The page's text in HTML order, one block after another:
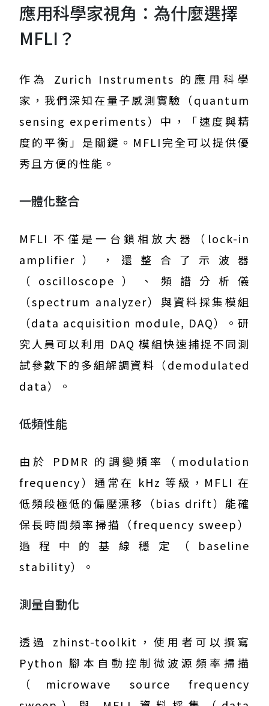
應用科學家視角：為什麼選擇
MFLI？
作為 Zurich Instruments 的應用科學
家，我們深知在量子感測實驗（quantum
sensing experiments）中，「速度與精
度的平衡」是關鍵。MFLI完全可以提供優
秀且方便的性能。
一體化整合
MFLI 不僅是一台鎖相放大器（lock-in
amplifier），還整合了示波器
（oscilloscope）、頻譜分析儀
（spectrum analyzer）與資料採集模組
（data acquisition module, DAQ）。研
究人員可以利用 DAQ 模組快速捕捉不同測
試參數下的多組解調資料（demodulated
data）。
低頻性能
由於 PDMR 的調變頻率（modulation
frequency）通常在 kHz 等級，MFLI 在
低頻段極低的偏壓漂移（bias drift）能確
保長時間頻率掃描（frequency sweep）
過程中的基線穩定（baseline
stability）。
測量自動化
透過 zhinst-toolkit，使用者可以撰寫
Python 腳本自動控制微波源頻率掃描
（microwave source frequency